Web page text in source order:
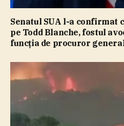
Senatul SUA l-a confirmat
pe Todd Blanche, fostul
funcţia de procuror